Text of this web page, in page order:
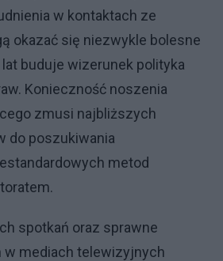
w kontaktach ze
okazać się niezwykle bolesne
lat buduje wizerunek polityka
Konieczność noszenia
zmusi najbliższych
do poszukiwania
metod
spotkań oraz sprawne
w mediach telewizyjnych